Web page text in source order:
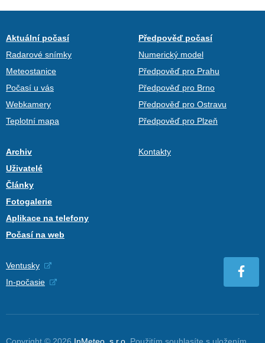
Aktuální počasí
Radarové snímky
Meteostanice
Počasí u vás
Webkamery
Teplotní mapa
Předpověď počasí
Numerický model
Předpověď pro Prahu
Předpověď pro Brno
Předpověď pro Ostravu
Předpověď pro Plzeň
Archiv
Uživatelé
Články
Fotogalerie
Aplikace na telefony
Počasí na web
Kontakty
Ventusky
In-počasie
Copyright © 2026 InMeteo, s.r.o. Použitím souhlasíte s uložením